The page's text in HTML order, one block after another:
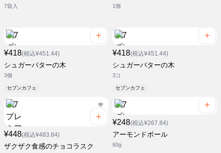
7袋入 1個
¥418(税込¥451.44)
シュガーバターの木
3個
セブンカフェ
¥418(税込¥451.44)
シュガーバターの木
3コ
セブンカフェ
¥448(税込¥483.84)
ザクザク食感のチョコラスク
¥248(税込¥267.84)
アーモンドボール
60g